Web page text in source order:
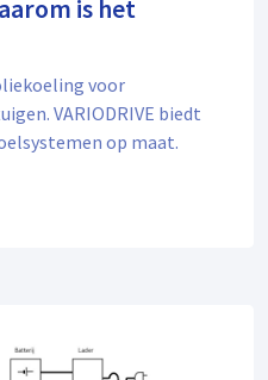
is het
voor
VARIODRIVE biedt
op maat.